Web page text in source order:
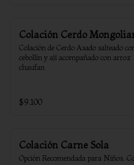
Colación Cerdo
Colación de Cerdo Asado salteado
cebollín y ají acompañado con arroz
chaufan
$9.100
Colación Carne Sola
Opción Recomendada para Niños.